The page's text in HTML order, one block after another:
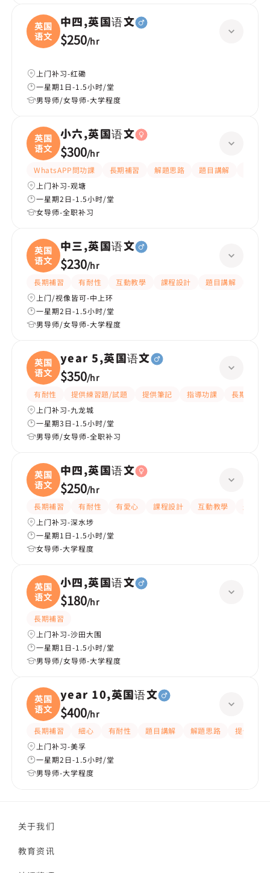
英国
语文
中四,英国语文
$250/hr
上门补习-红磡
一星期1日-1.5小时/堂
男导师/女导师-大学程度
英国
语文
小六,英国语文
$300/hr
WhatsAPP問功課 長期補習 解題思路 題目講解
上门补习-观塘
一星期2日-1.5小时/堂
女导师-全职补习
英国
语文
中三,英国语文
$230/hr
長期補習 有耐性 互動教學 課程設計 題目講解
上门/视像皆可-中上环
一星期2日-1.5小时/堂
男导师/女导师-大学程度
英国
语文
year 5,英国语文
$350/hr
有耐性 提供練習題/試題 提供筆記 指導功課
長期補習
上门补习-九龙城
一星期3日-1.5小时/堂
男导师/女导师-全职补习
英国
语文
中四,英国语文
$250/hr
長期補習 有耐性 有愛心 課程設計 互動教學
題目講
上门补习-深水埗
一星期1日-1.5小时/堂
女导师-大学程度
英国
语文
小四,英国语文
$180/hr
長期補習
上门补习-沙田大围
一星期1日-1.5小时/堂
男导师/女导师-大学程度
英国
语文
year 10,英国语文
$400/hr
長期補習 細心 有耐性 題目講解 解題思路
提供練習
上门补习-美孚
一星期2日-1.5小时/堂
男导师-大学程度
关于我们
教育资讯